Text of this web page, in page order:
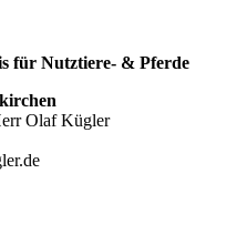
für Nutztiere- & Pferde
Olaf Kügler